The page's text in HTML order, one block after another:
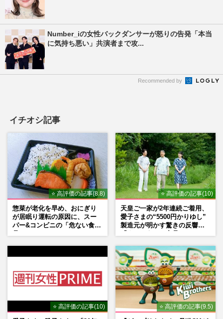
Number_iの女性バックダンサーが怒りの告発「本当
に気持ち悪い」共演者まで攻...
Recommended by
イチオシ記事
⭐ 高評価の記事(8.8)
惣菜が老化を早め、おにぎり
が居眠り運転の原因に、スー
パー&コンビニの「危ない食
⭐ 高評価の記事(10)
天皇ご一家が2年連続ご着用、
愛子さまの“5500円かりゆし”
製造元が明かす驚きの反響
⭐ 高評価の記事(10) ⭐ 高評価の記事(9.5)